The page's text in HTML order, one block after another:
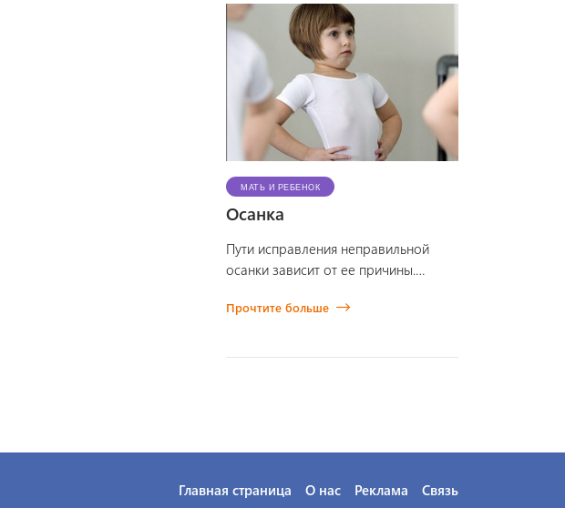
МАТЬ И РЕБЕНОК
Осанка
Пути исправления неправильной
осанки зависит от ее причины.
факторами. Первый, и, вероятно,
Прочтите больше
Главная страница О нас Реклама Связь